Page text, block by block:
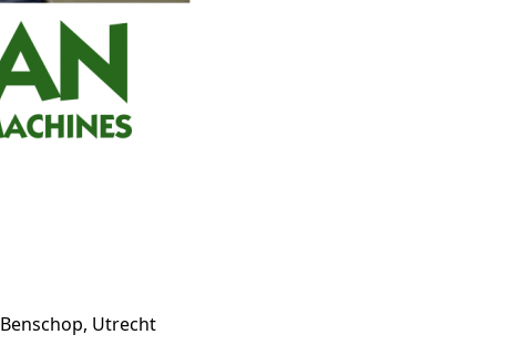
Benschop, Utrecht